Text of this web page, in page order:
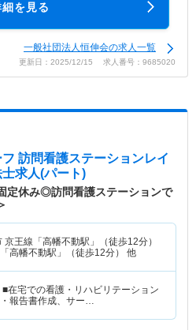
細を見る
一般社団法人恒伸会の求人一覧
更新日：2025/12/15 求人番号：9685020
訪問看護ステーションレイ
求人(パート)
定休み◎訪問看護ステーションで
京王線「高幡不動駅」（徒歩12分）
高幡不動駅」（徒歩12分） 他
■在宅での看護・リハビリテーション
報告書作成、サー…